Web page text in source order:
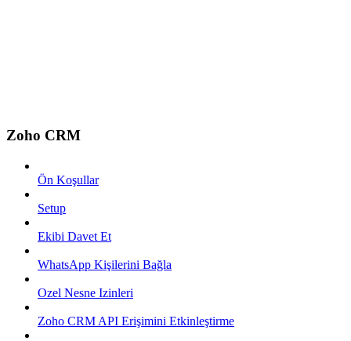
Zoho CRM
Ön Koşullar
Setup
Ekibi Davet Et
WhatsApp Kişilerini Bağla
Ozel Nesne Izinleri
Zoho CRM API Erişimini Etkinleştirme